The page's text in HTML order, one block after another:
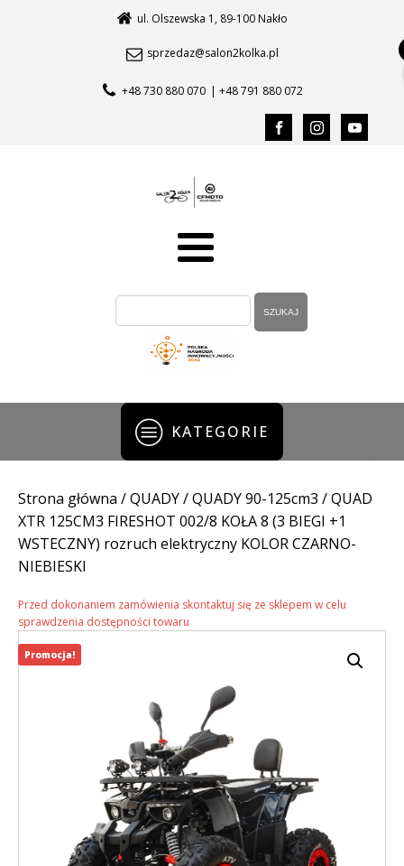
ul. Olszewska 1, 89-100 Nakło
sprzedaz@salon2kolka.pl
+48 730 880 070 | +48 791 880 072
KATEGORIE
Strona główna /QUADY/QUADY 90-125cm3 / QUAD
XTR 125CM3 FIRESHOT 002/8 KOŁA 8 (3 BIEGI +1
WSTECZNY) rozruch elektryczny KOLOR CZARNO-
NIEBIESKI
Przed dokonaniem zamówienia skontaktuj się ze sklepem w celu
sprawdzenia dostępności towaru
Promocja!